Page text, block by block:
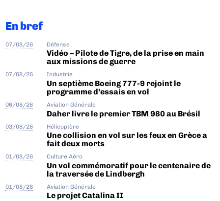
En bref
07/08/26 Défense
Vidéo – Pilote de Tigre, de la prise en main
aux missions de guerre
07/08/26 Industrie
Un septième Boeing 777-9 rejoint le
programme d’essais en vol
06/08/26 Aviation Générale
Daher livre le premier TBM 980 au Brésil
03/08/26 Hélicoptère
Une collision en vol sur les feux en Grèce a
fait deux morts
01/08/26 Culture Aéro
Un vol commémoratif pour le centenaire de
la traversée de Lindbergh
01/08/26 Aviation Générale
Le projet Catalina II